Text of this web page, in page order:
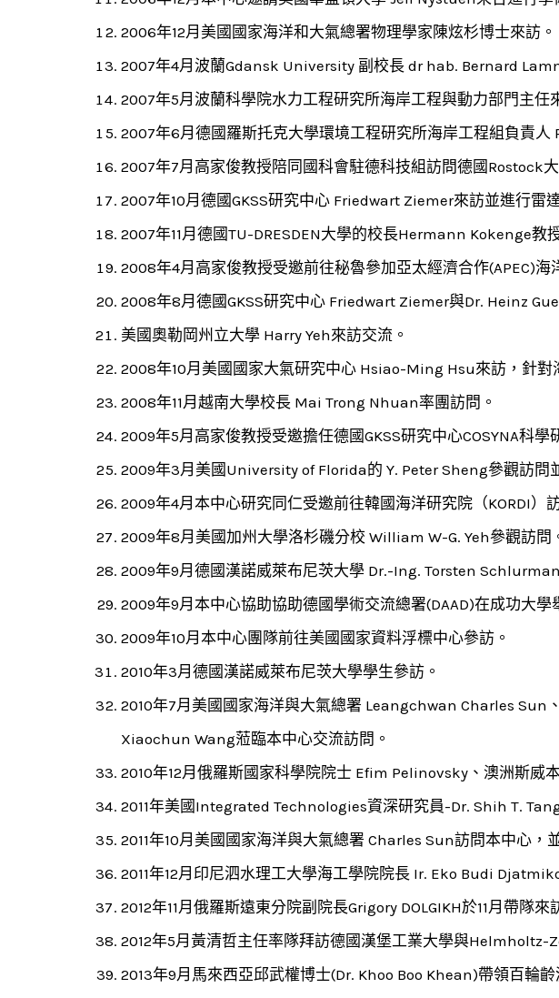
2006年12月美國國家海洋和大氣總署物理學家陳炫杉博士來訪。
2007年4月波蘭Gdansk University 副校長 dr hab. Bernard
2007年5月波蘭科學院水力工程研究所海岸工程與動力部門主任
2007年6月德國羅斯托克大學環境工程研究所海岸工程組負責
2007年7月高家俊教授陪同國科會駐德科技組訪問德國Rostock大
2007年10月德國GKSS研究中心 Friedwart Ziemer來訪並進行雷
2007年11月德國TU-DRESDEN大學的校長Hermann Kokenge教
2008年4月高家俊教授受邀前往秘魯參加亞太經濟合作(APEC)
2008年8月德國GKSS研究中心 Friedwart Ziemer與Dr. Heinz
美國奧勒岡州立大學 Harry Yeh來訪交流。
2008年10月美國國家大氣研究中心 Hsiao-Ming Hsu來訪，針對
2008年11月越南大學校長 Mai Trong Nhuan率團訪問。
2009年5月高家俊教授受邀擔任德國GKSS研究中心COSYNA科學
2009年3月美國University of Florida的 Y. Peter Sheng參觀訪問
2009年4月本中心研究同仁受邀前往韓國海洋研究院（KORDI）
2009年8月美國加州大學洛杉磯分校 William W-G. Yeh參觀訪問
2009年9月德國漢諾威萊布尼茨大學 Dr.-Ing. Torsten
2009年9月本中心協助協助德國學術交流總署(DAAD)在成功大學
2009年10月本中心團隊前往美國國家資料浮標中心參訪。
2010年3月德國漢諾威萊布尼茨大學學生參訪。
2010年7月美國國家海洋與大氣總署 Leangchwan Charles Sun
Xiaochun Wang蒞臨本中心交流訪問。
2010年12月俄羅斯國家科學院院士 Efim Pelinovsky、澳洲斯
2011年美國Integrated Technologies資深研究員-Dr. Shih T.
2011年10月美國國家海洋與大氣總署 Charles Sun訪問本中心，
2011年12月印尼泗水理工大學海工學院院長 Ir. Eko Budi
2012年11月俄羅斯遠東分院副院長Grigory DOLGIKH於11月帶隊來
2012年5月黃清哲主任率隊拜訪德國漢堡工業大學與Helmholtz-
2013年9月馬來西亞邱武權博士(Dr. Khoo Boo Khean)帶領百輪